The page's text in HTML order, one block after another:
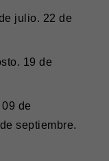
julio. 22 de
19 de
de
septiembre.